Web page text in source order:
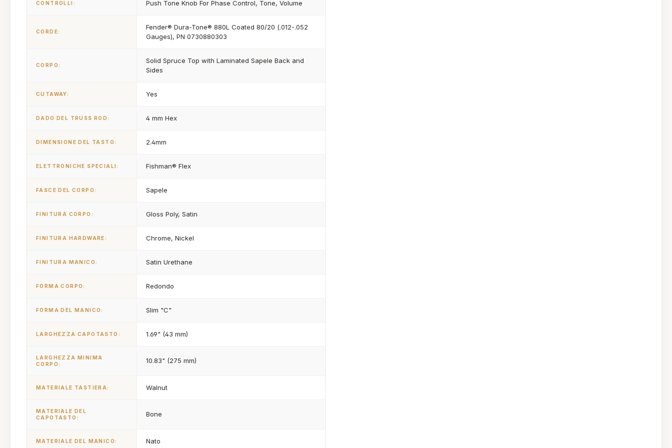
CONTROLLI: Push Tone Knob For Phase Control, Tone, Volume
CORDE:
Fender® Dura-Tone® 880L Coated 80/20 (.012-.052
Gauges), PN 0730880303
CORPO:
Solid Spruce Top with Laminated Sapele Back and
Sides
CUTAWAY: Yes
DADO DEL TRUSS ROD: 4 mm Hex
DIMENSIONE DEL TASTO: 2.4mm
ELETTRONICHE SPECIALI: Fishman® Flex
FASCE DEL CORPO: Sapele
FINITURA CORPO: Gloss Poly, Satin
FINITURA HARDWARE: Chrome, Nickel
FINITURA MANICO: Satin Urethane
FORMA CORPO: Redondo
FORMA DEL MANICO: Slim "C"
LARGHEZZA CAPOTASTO: 1.69" (43 mm)
LARGHEZZA MINIMA
CORPO:
10.83" (275 mm)
MATERIALE TASTIERA: Walnut
MATERIALE DEL
CAPOTASTO:
Bone
MATERIALE DEL MANICO: Nato